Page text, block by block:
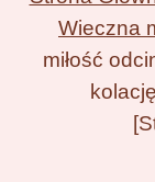
Wieczna
miłość